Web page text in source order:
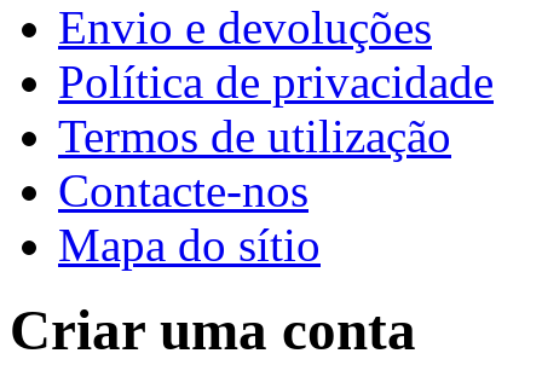
Envio e devoluções
Política de privacidade
Termos de utilização
Contacte-nos
Mapa do sítio
Criar uma conta